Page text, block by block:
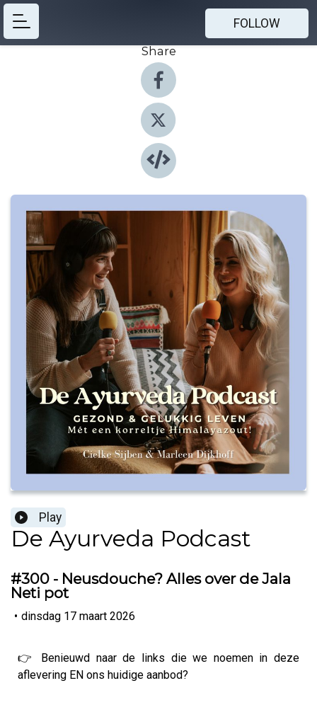
FOLLOW
Share
Play
De Ayurveda Podcast
#300 - Neusdouche? Alles over de Jala
Neti pot
• dinsdag 17 maart 2026
👉 Benieuwd naar de links die we noemen in deze
aflevering EN ons huidige aanbod?